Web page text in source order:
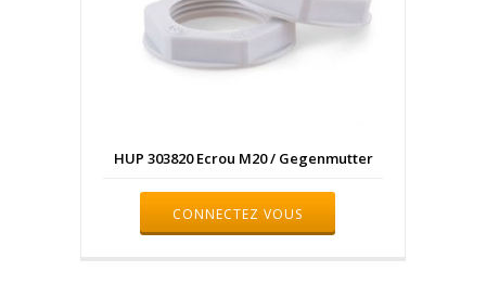
HUP 303820 Ecrou M20 / Gegenmutter
CONNECTEZ VOUS